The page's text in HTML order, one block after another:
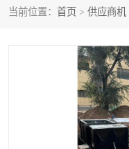
当前位置： 首页 > 供应商机